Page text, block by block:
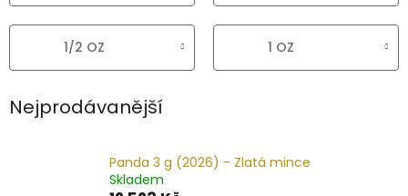
1/2 OZ 1 OZ
Nejprodávanější
Panda 3 g (2026) - Zlatá mince
Skladem